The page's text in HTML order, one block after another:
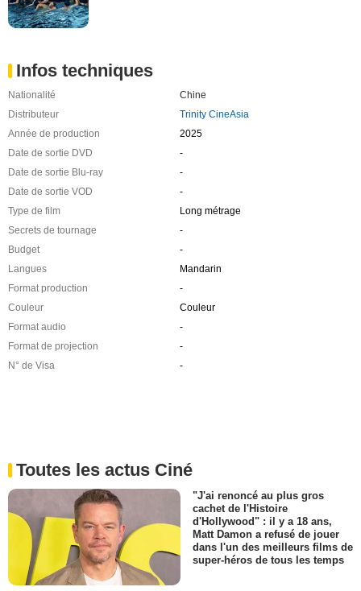
Infos techniques
Nationalité
Chine
Distributeur
Trinity CineAsia
Année de production
2025
Date de sortie DVD
-
Date de sortie Blu-ray
-
Date de sortie VOD
-
Type de film
Long métrage
Secrets de tournage
-
Budget
-
Langues
Mandarin
Format production
-
Couleur
Couleur
Format audio
-
Format de projection
-
N° de Visa
-
Toutes les actus Ciné
"J'ai renoncé au plus gros
cachet de l'Histoire
d'Hollywood" : il y a 18 ans,
Matt Damon a refusé de jouer
dans l'un des meilleurs films de
super-héros de tous les temps